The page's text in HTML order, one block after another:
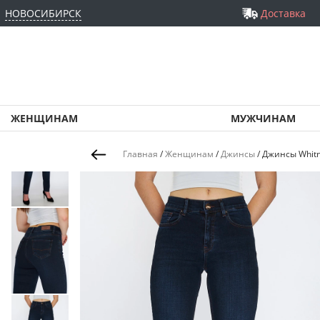
НОВОСИБИРСК Доставка
ЖЕНЩИНАМ МУЖЧИНАМ
Главная /Женщинам /Джинсы/Джинсы